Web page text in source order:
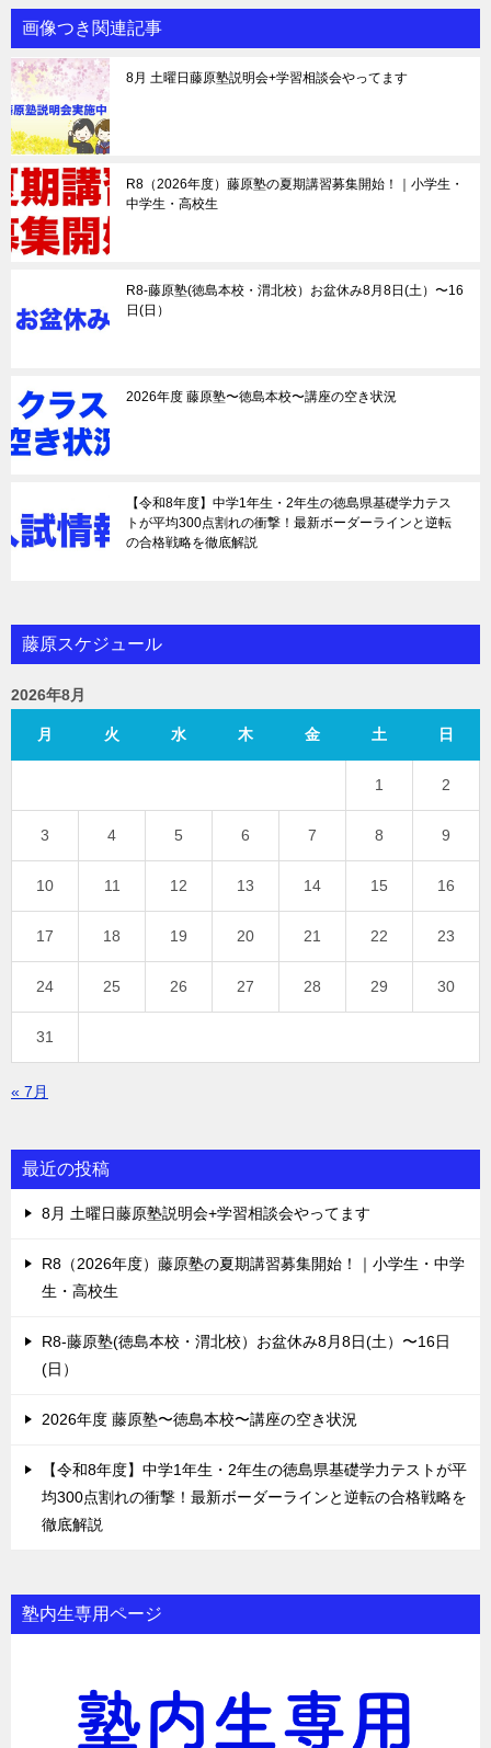
画像つき関連記事
8月 土曜日藤原塾説明会+学習相談会やってます
R8（2026年度）藤原塾の夏期講習募集開始！｜小学生・
中学生・高校生
R8-藤原塾(徳島本校・渭北校）お盆休み8月8日(土）〜16
日(日）
2026年度 藤原塾〜徳島本校〜講座の空き状況
【令和8年度】中学1年生・2年生の徳島県基礎学力テス
トが平均300点割れの衝撃！最新ボーダーラインと逆転
の合格戦略を徹底解説
藤原スケジュール
2026年8月
月 火 水 木 金 土 日
1 2
3 4 5 6 7 8 9
10 11 12 13 14 15 16
17 18 19 20 21 22 23
24 25 26 27 28 29 30
31
« 7月
最近の投稿
8月 土曜日藤原塾説明会+学習相談会やってます
R8（2026年度）藤原塾の夏期講習募集開始！｜小学生・中学
生・高校生
R8-藤原塾(徳島本校・渭北校）お盆休み8月8日(土）〜16日
(日）
2026年度 藤原塾〜徳島本校〜講座の空き状況
【令和8年度】中学1年生・2年生の徳島県基礎学力テストが平
均300点割れの衝撃！最新ボーダーラインと逆転の合格戦略を
徹底解説
塾内生専用ページ